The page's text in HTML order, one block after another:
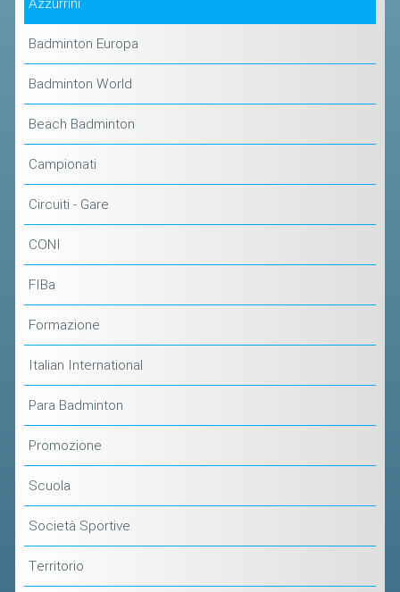
Badminton Europa
Badminton World
Beach Badminton
Campionati
Circuiti - Gare
CONI
FIBa
Formazione
Italian International
Para Badminton
Promozione
Scuola
Società Sportive
Territorio